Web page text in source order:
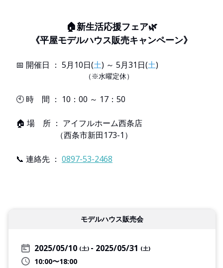
🏠新生活応援フェア🌿‬
《平屋モデルハウス販売キャンペーン》
📅 開催日 ： 5月10日(土) ～ 5月31日(土)
（※水曜定休）
🕙 時 間 ： 10：00 ～ 17：50
🏠 場 所 ： アイフルホーム西条店
（西条市新田173-1）
📞 連絡先 ： 0897-53-2468
モデルハウス販売会
2025/05/10 (土) 2025/05/31 (土)
10:00〜18:00